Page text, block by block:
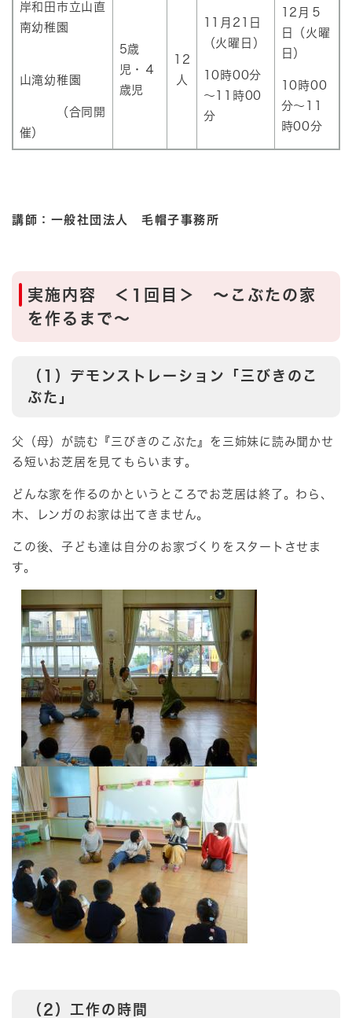
岸和田市立山直
南幼稚園
山滝幼稚園
（合同開
催）
5歳
児・４
歳児
12
人
11月21日
（火曜日）
10時00分
～11時00
分
12月５
日（火曜
日）
10時00
分～11
時00分
講師： 一般社団法人 毛帽子事務所
実施内容 ＜1回目＞ ～こぶたの家
を作るまで～
（1）デモンストレーション「三びきのこ
ぶた」
父（母）が読む『三びきのこぶた』を三姉妹に読み聞かせ
る短いお芝居を見てもらいます。
どんな家を作るのかというところでお芝居は終了。わら、
木、レンガのお家は出てきません。
この後、子ども達は自分のお家づくりをスタートさせま
す。
（2）工作の時間